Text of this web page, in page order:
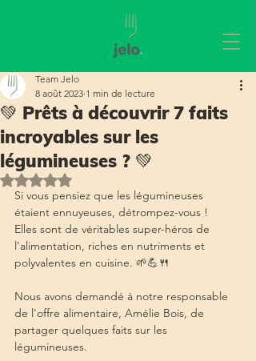
💚 Prêts à découvrir 7 faits
incroyables sur les
légumineuses ? 💚
Team Jelo
8 août 2023 1 min de lecture
Noté NaN étoiles sur 5.
Si vous pensiez que les légumineuses
étaient ennuyeuses, détrompez-vous !
Elles sont de véritables super-héros de
l'alimentation, riches en nutriments et
polyvalentes en cuisine. 🌱💪🍴
Nous avons demandé à notre responsable
de l'offre alimentaire, Amélie Bois, de
partager quelques faits sur les
légumineuses.